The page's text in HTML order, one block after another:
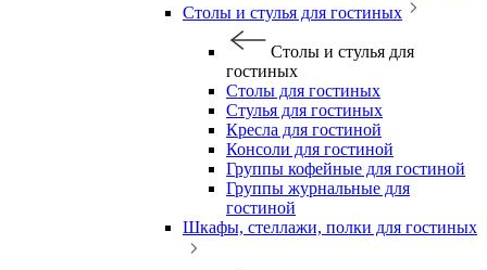
Столы и стулья для гостиных
Столы и стулья для
гостиных
Столы для гостиных
Стулья для гостиных
Кресла для гостиной
Консоли для гостиной
Группы кофейные для гостиной
Группы журнальные для
гостиной
Шкафы, стеллажи, полки для гостиных